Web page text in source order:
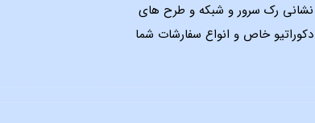
نشانی رک سرور و شبکه و طرح های
دکوراتیو خاص و انواع سفارشات شما